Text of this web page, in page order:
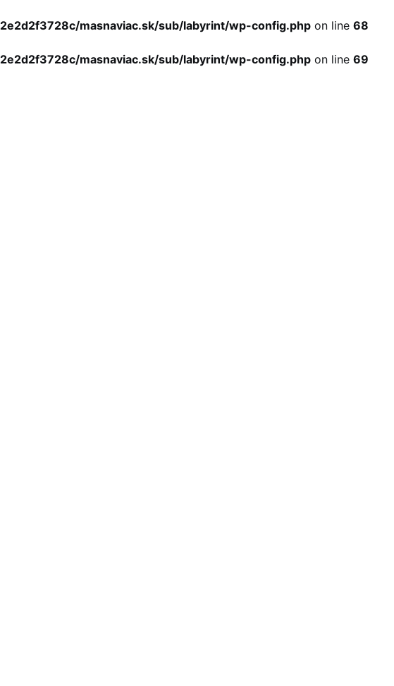
masnaviac.sk/sub/labyrint/wp-config.php on line 68
masnaviac.sk/sub/labyrint/wp-config.php on line 69